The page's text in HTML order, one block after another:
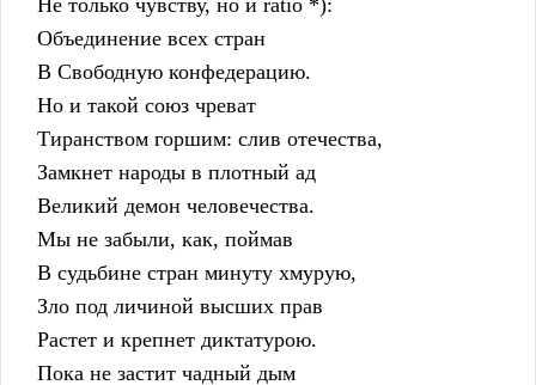
    Объединение всех стран
    В Свободную конфедерацию.
    Но и такой союз чреват
    Тиранством горшим: слив отечества,
    Замкнет народы в плотный ад
    Великий демон человечества.
    Мы не забыли, как, поймав
    В судьбине стран минуту хмурую,
    Зло под личиной высших прав
    Растет и крепнет диктатурою.
    Пока не застит чадный дым